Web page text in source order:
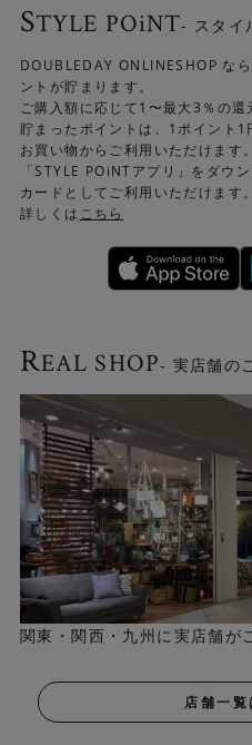
STYLE POiNT- スタイ
DOUBLEDAY ONLINESHOP な
ントが貯まります。
ご購入額に応じて1〜最大3％の還
貯まったポイントは、1ポイント
お買い物からご利用いただけます。
「STYLE POiNTアプリ」をダウ
カードとしてご利用いただけます。
詳しくは こちら
REAL SHOP- 実店舗の
関東・関西・九州に実店舗が
店舗一覧